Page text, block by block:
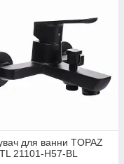
для ванни TOPAZ
21101-H57-BL